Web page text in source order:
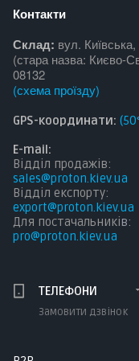
Контакти
Склад: вул.
(стара назва: Києво-
08132
(схема проїзду)
GPS-координати:
E-mail:
Відділ продажів:
sales@proton.kiev.ua
Відділ експорту:
export@proton.kiev.ua
Для постачальників:
pro@proton.kiev.ua
ТЕЛЕФОНИ
Замовити дзвінок